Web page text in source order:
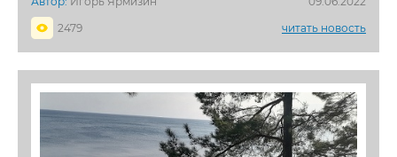
2479
читать новость